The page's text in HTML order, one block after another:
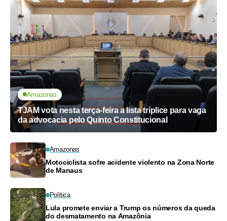
Amazonas
TJAM vota nesta terça-feira a lista tríplice para vaga
da advocacia pelo Quinto Constitucional
Amazonas
Motociclista sofre acidente violento na Zona Norte
de Manaus
Política
Lula promete enviar a Trump os números da queda
do desmatamento na Amazônia